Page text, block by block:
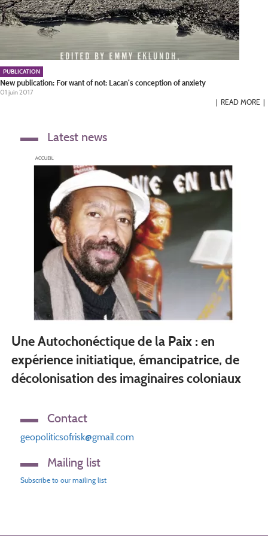
PUBLICATION
New publication: For want of not: Lacan’s conception of anxiety
01 juin 2017
READ MORE
Latest news
Une Autochonéctique de la Paix : en
expérience initiatique, émancipatrice, de
décolonisation des imaginaires coloniaux
Contact
geopoliticsofrisk@gmail.com
Mailing list
Subscribe to our mailing list